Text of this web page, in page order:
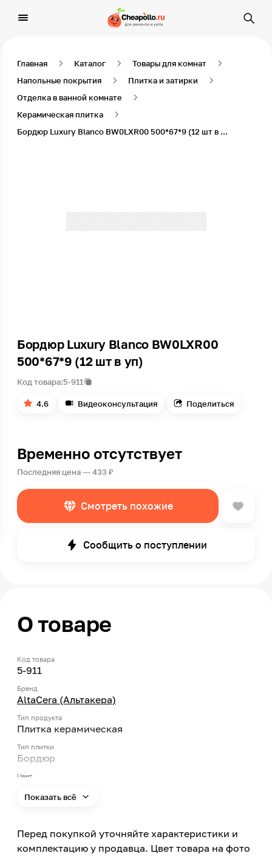
Главная Каталог
Товары для комнат
Напольные покрытия
Плитка и затирки
Отделка в ванной комнате
Керамическая плитка
Бордюр Luxury Blanco BW0LXR00 500*67*9 (12 шт в уп)
Бордюр Luxury Blanco BW0LXR00
500*67*9 (12 шт в уп)
Код товара:5-911
4.6 Видеоконсультация Поделиться
Временно отсутствует
Последняя цена — 433 ₽
Смотреть похожие
Сообщить о поступлении
О товаре
Код товара
5-911
Бренд
AltaCera (Альтакера)
Тип продукта
Плитка керамическая
Тип плитки
Бордюр
Цвет
Модельный ряд
Luxury
Показать всё
Перед покупкой уточняйте характеристики и
комплектацию у продавца. Цвет товара на фото